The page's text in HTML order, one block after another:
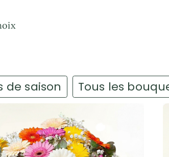
de saison Tous les